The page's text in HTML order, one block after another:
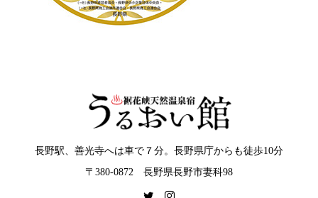
長野駅、善光寺へは車で７分。長野県庁からも徒歩10分
〒380-0872 長野県長野市妻科98